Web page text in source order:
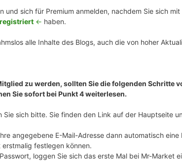
und sich für Premium anmelden, nachdem Sie sich
registriert<- haben.
alle Inhalte des Blogs, auch die von hoher
zu werden, sollten Sie die folgenden Schritte
Sie sofort bei Punkt 4 weiterlesen.
Sie sich bitte. Sie finden den Link auf der Hauptseite
angegebene E-Mail-Adresse dann automatisch eine
festlegen können.
loggen Sie sich das erste Mal bei Mr-Market